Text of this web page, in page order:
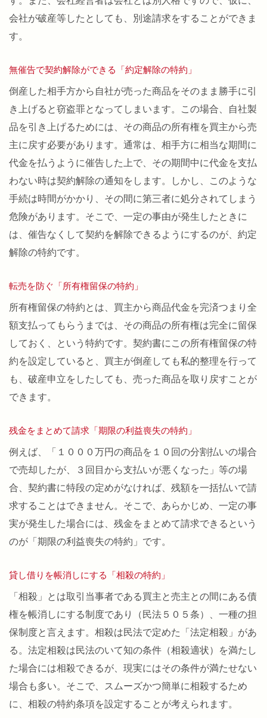
会社が破産等したとしても、別途請求をすることができま
す。
無催告で契約解除ができる「約定解除の特約」
倒産した相手方から自社が売った商品をそのまま勝手に引
き上げると窃盗罪となってしまいます。この場合、自社製
品を引き上げるためには、その商品の所有権を買主から売
主に戻す必要があります。通常は、相手方に相当な期間に
代金を払うように催告した上で、その期間中に代金を支払
わない時は契約解除の通知をします。しかし、このような
手続は時間がかかり、その間に第三者に処分されてしまう
危険があります。そこで、一定の事由が発生したときに
は、催告なくして契約を解除できるようにするのが、約定
解除の特約です。
転売を防ぐ「所有権留保の特約」
所有権留保の特約とは、買主から商品代金を完済つまり全
額支払ってもらうまでは、その商品の所有権は完全に留保
しておく、という特約です。契約書にこの所有権留保の特
約を設定していると、買主が倒産しても私的整理を行って
も、破産申立をしたしても、売った商品を取り戻すことが
できます。
残金をまとめて請求「期限の利益喪失の特約」
例えば、「１０００万円の商品を１０回の分割払いの場合
で売却したが、３回目から支払いが悪くなった」等の場
合、契約書に特段の定めがなければ、残額を一括払いで請
求することはできません。そこで、あらかじめ、一定の事
実が発生した場合には、残金をまとめて請求できるという
のが「期限の利益喪失の特約」です。
貸し借りを帳消しにする「相殺の特約」
「相殺」とは取引当事者である買主と売主との間にある債
権を帳消しにする制度であり（民法５０５条）、一種の担
保制度と言えます。相殺は民法で定めた「法定相殺」があ
る。法定相殺は民法のいて知の条件（相殺適状）を満たし
た場合には相殺できるが、現実にはその条件が満たせない
場合も多い。そこで、スムーズかつ簡単に相殺するため
に、相殺の特約条項を設定することが考えられます。